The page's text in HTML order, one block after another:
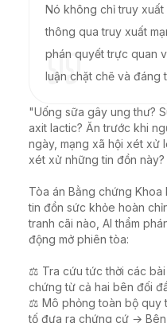
Nó không chỉ truy
thông qua truy xuất
phán quyết trực quan
luận chặt chẽ và đáng
"Uống sữa gây ung thư?
axit lactic? Ăn trước khi
ngày, mạng xã hội xét xử
xét xử những tin đồn này?
Tòa án Bằng chứng
tin đồn sức khỏe hoàn
tranh cãi nào, AI thẩm
động mở phiên tòa:
⚖️ Tra cứu tức thời các
chứng từ cả hai bên đối
⚖️ Mô phỏng toàn bộ quy
tố đưa ra chứng cứ →